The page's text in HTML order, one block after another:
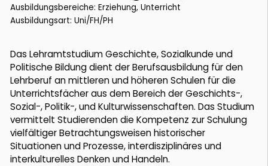
Ausbildungsbereiche: Erziehung, Unterricht
Ausbildungsart: Uni/FH/PH
Das Lehramtstudium Geschichte, Sozialkunde und
Politische Bildung dient der Berufsausbildung für den
Lehrberuf an mittleren und höheren Schulen für die
Unterrichtsfächer aus dem Bereich der Geschichts-,
Sozial-, Politik-, und Kulturwissenschaften. Das Studium
vermittelt Studierenden die Kompetenz zur Schulung
vielfältiger Betrachtungsweisen historischer
Situationen und Prozesse, interdisziplinäres und
interkulturelles Denken und Handeln.